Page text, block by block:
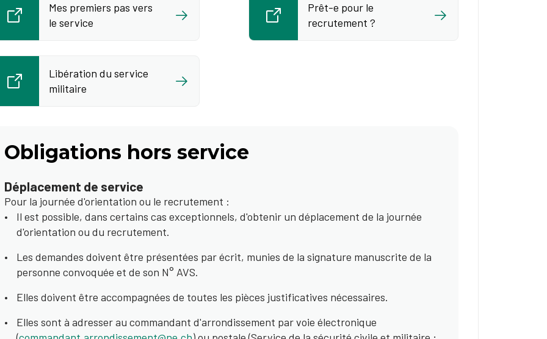
Mes premiers pas vers
le service
Prêt-e pour le
recrutement ?
Libération du service
militaire
Obligations hors service
Déplacement de service
Pour la journée d'orientation ou le recrutement :
Il est possible, dans certains cas exceptionnels, d'obtenir un déplacement de la journée
d'orientation ou du recrutement.
Les demandes doivent être présentées par écrit, munies de la signature manuscrite de la
personne convoquée et de son N° AVS.
Elles doivent être accompagnées de toutes les pièces justificatives nécessaires.
Elles sont à adresser au commandant d'arrondissement par voie électronique